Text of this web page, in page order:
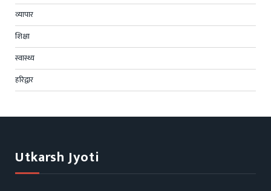
व्यापार
शिक्षा
स्वास्थ्य
हरिद्वार
Utkarsh Jyoti